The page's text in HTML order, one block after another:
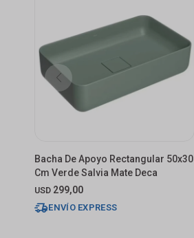
Bacha De Apoyo Rectangular 50x30
Cm Verde Salvia Mate Deca
USD 299,00
ENVÍO EXPRESS